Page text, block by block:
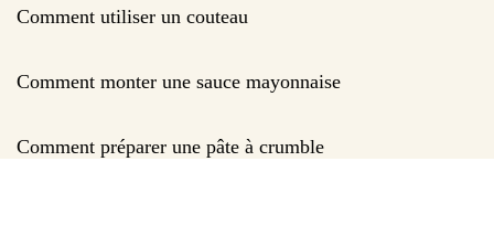
Comment utiliser un couteau
Comment monter une sauce mayonnaise
Comment préparer une pâte à crumble